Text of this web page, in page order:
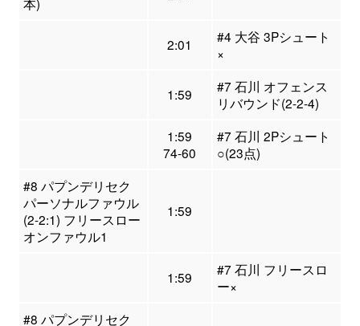
2:01
#4 大谷 3Pシュート
×
1:59
#7 石川 オフェンス
リバウンド(2-2-4)
1:59
74-60
#7 石川 2Pシュート
○(23点)
#8 パプンデリセク
パーソナルファウル
(2-2:1) フリースロー
オンファウル1
1:59
1:59
#7 石川 フリースロ
ー×
#8 パプンデリセク